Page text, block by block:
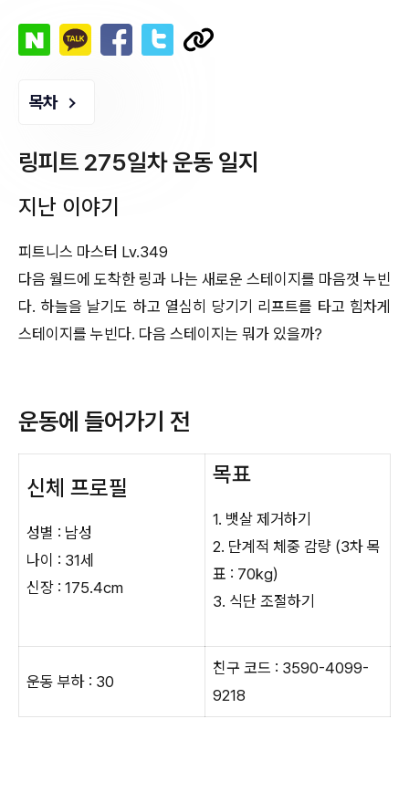
목차
링피트 275일차 운동 일지
지난 이야기
피트니스 마스터 Lv.349
다음 월드에 도착한 링과 나는 새로운 스테이지를 마음껏 누빈
다. 하늘을 날기도 하고 열심히 당기기 리프트를 타고 힘차게
스테이지를 누빈다. 다음 스테이지는 뭐가 있을까?
운동에 들어가기 전
신체 프로필
성별 : 남성
나이 : 31세
신장 : 175.4cm
목표
1. 뱃살 제거하기
2. 단계적 체중 감량 (3차 목
표 : 70kg)
3. 식단 조절하기
운동 부하 : 30
친구 코드 : 3590-4099-
9218